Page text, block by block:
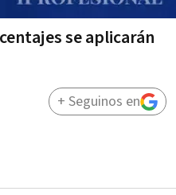
se aplicarán
+ Seguinos en